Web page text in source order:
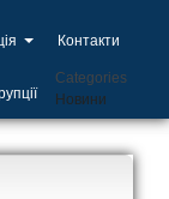
Контакти
Categories
Новини